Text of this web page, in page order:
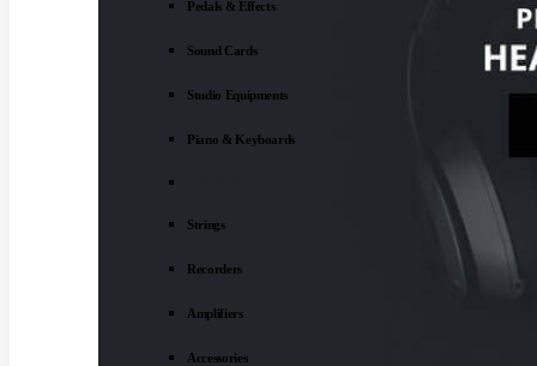
Pedals & Effects
Sound Cards
Studio Equipments
Piano & Keyboards
Strings
Recorders
Amplifiers
Accessories